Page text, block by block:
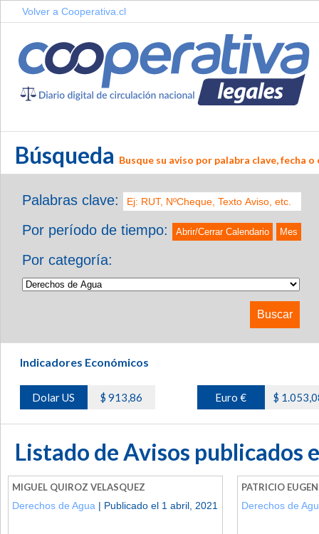
Volver a Cooperativa.cl
Búsqueda Busque su aviso por palabra clave, fecha
Palabras clave:
Por período de tiempo:
Abrir/Cerrar Calendario Mes
Por categoría:
Indicadores Económicos
Dolar US $ 913,86 Euro € $
Listado de Avisos publicados
MIGUEL QUIROZ VELASQUEZ
Derechos de Agua | Publicado el 1 abril, 2021
PATRICIO
Derechos de